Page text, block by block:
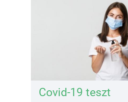
Covid-19 teszt